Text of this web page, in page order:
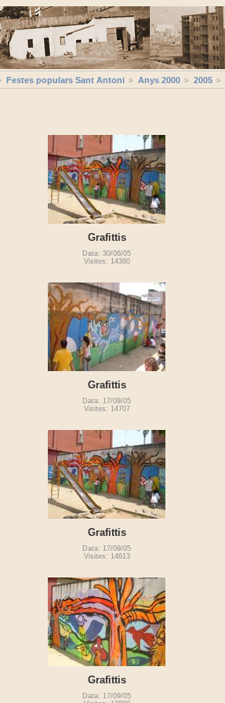
Festes populars Sant Antoni Anys 2000 2005
Grafittis
Data: 30/06/05
Visites: 14380
Grafittis
Data: 17/09/05
Visites: 14707
Grafittis
Data: 17/09/05
Visites: 14613
Grafittis
Data: 17/09/05